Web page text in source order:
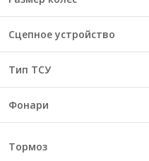
Сцепное устройство
Тип ТСУ
Фонари
Тормоз